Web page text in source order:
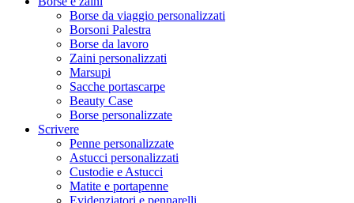
Borse da viaggio personalizzati
Borsoni Palestra
Borse da lavoro
Zaini personalizzati
Marsupi
Sacche portascarpe
Beauty Case
Borse personalizzate
Scrivere
Penne personalizzate
Astucci personalizzati
Custodie e Astucci
Matite e portapenne